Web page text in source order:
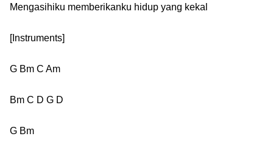
Mengasihiku memberikanku hidup yang kekal
[Instruments]
G Bm C Am
Bm C D G D
G Bm